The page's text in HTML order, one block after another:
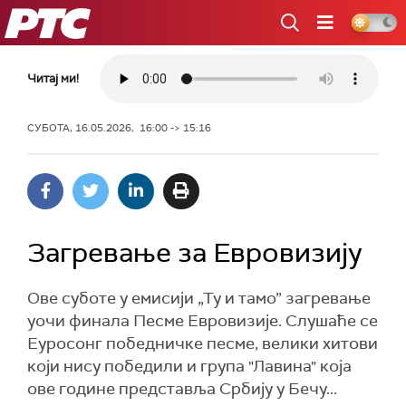
РТС
Читај ми!
СУБОТА, 16.05.2026, 16:00 -> 15:16
Загревање за Евровизију
Ове суботе у емисији „Ту и тамо” загревање
уочи финала Песме Евровизије. Слушаће се
Еуросонг победничке песме, велики хитови
који нису победили и група "Лавина" која
ове године представља Србију у Бечу...